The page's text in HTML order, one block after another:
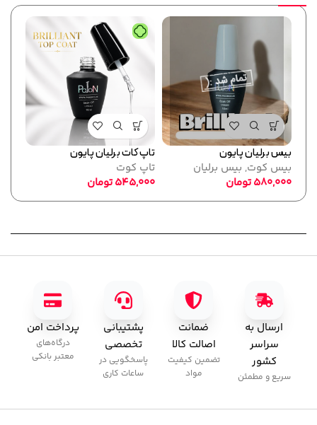
بیس برلیان پایون
بیس کوت, بیس برلیان
580,000تومان
تاپ کات برلیان پایون
تاپ کوت
545,000تومان
ارسال به
سراسر
کشور
سریع و مطمئن
ضمانت
اصالت کالا
تضمین کیفیت
مواد
پشتیبانی
تخصصی
پاسخگویی در
ساعات کاری
پرداخت امن
درگاه‌های
معتبر بانکی